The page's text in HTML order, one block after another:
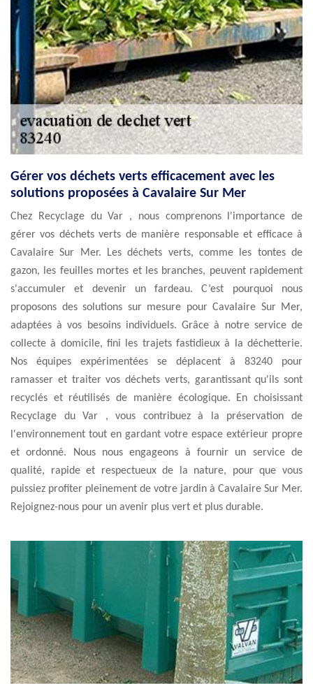
Gérer vos déchets verts efficacement avec les
solutions proposées à Cavalaire Sur Mer
Chez Recyclage du Var , nous comprenons l'importance de
gérer vos déchets verts de manière responsable et efficace à
Cavalaire Sur Mer. Les déchets verts, comme les tontes de
gazon, les feuilles mortes et les branches, peuvent rapidement
s'accumuler et devenir un fardeau. C’est pourquoi nous
proposons des solutions sur mesure pour Cavalaire Sur Mer,
adaptées à vos besoins individuels. Grâce à notre service de
collecte à domicile, fini les trajets fastidieux à la déchetterie.
Nos équipes expérimentées se déplacent à 83240 pour
ramasser et traiter vos déchets verts, garantissant qu'ils sont
recyclés et réutilisés de manière écologique. En choisissant
Recyclage du Var , vous contribuez à la préservation de
l'environnement tout en gardant votre espace extérieur propre
et ordonné. Nous nous engageons à fournir un service de
qualité, rapide et respectueux de la nature, pour que vous
puissiez profiter pleinement de votre jardin à Cavalaire Sur Mer.
Rejoignez-nous pour un avenir plus vert et plus durable.